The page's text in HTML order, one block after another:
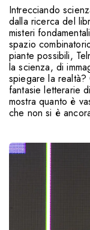
Intrecciando
dalla ricerca del
misteri
spazio
piante possibili,
la scienza, di
spiegare la
fantasie letterarie
mostra quanto è
che non si è